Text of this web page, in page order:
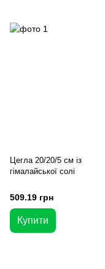
Цегла 20/20/5 см із
гімалайської солі
509.19 грн
Купити